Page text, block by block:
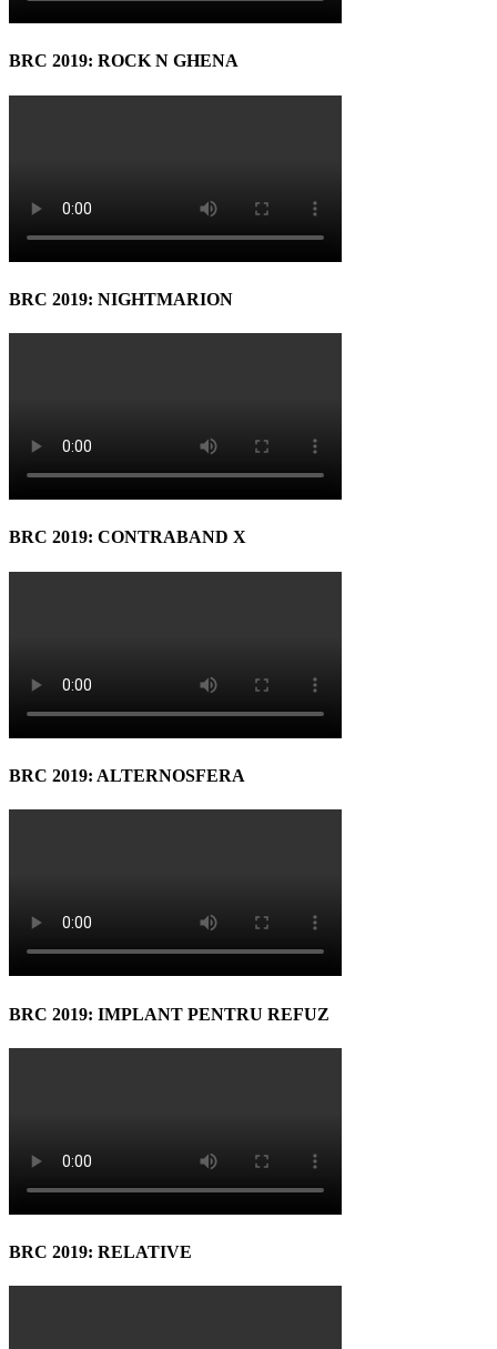
BRC 2019: ROCK N GHENA
BRC 2019: NIGHTMARION
BRC 2019: CONTRABAND X
BRC 2019: ALTERNOSFERA
BRC 2019: IMPLANT PENTRU REFUZ
BRC 2019: RELATIVE